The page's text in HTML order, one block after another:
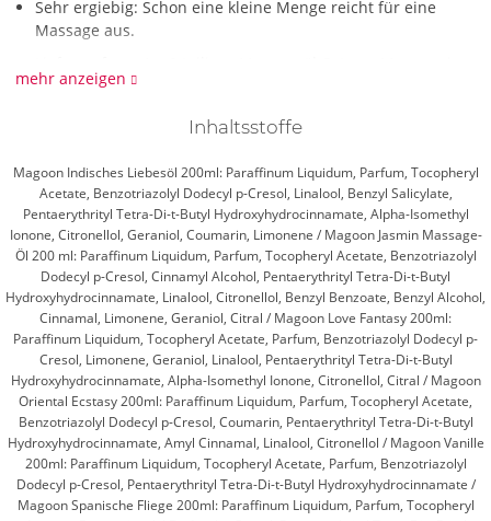
Sehr ergiebig: Schon eine kleine Menge reicht für eine
Massage aus.
200 ml.
Was ist das Besondere am Massageöl-Set von Magoon?
Sparpaket! 6 verführerische Topseller-Massageöle laden dich
zu unvergesslichen Momenten ein: Lass dich vom süßen Duft
der Vanille umhüllen, spüre die zarte Verführung von Jasmin
oder erlebe die exotische Leidenschaft des Indischen
Liebesöls. Love Fantasy, Oriental Ecstasy und Spanische Fliege
versprechen pure Lust und Fantasie. Alle Öle sind
wasserlöslich, leicht abwaschbar und bieten eine pflegende,
lang anhaltende Gleitfähigkeit – für sinnliche Berührungen,
die unter die Haut gehen. Gönn dir und deinem
Lieblingsmenschen gleich mehrere luxuriöse Massage-
Erfahrungen!
mehr anzeigen
Inhaltsstoffe
Magoon Indisches Liebesöl 200ml: Paraffinum Liquidum, Parfum, Tocopheryl
Acetate, Benzotriazolyl Dodecyl p-Cresol, Linalool, Benzyl Salicylate,
Pentaerythrityl Tetra-Di-t-Butyl Hydroxyhydrocinnamate, Alpha-Isomethyl
Ionone, Citronellol, Geraniol, Coumarin, Limonene / Magoon Jasmin Massage-
Öl 200 ml: Paraffinum Liquidum, Parfum, Tocopheryl Acetate, Benzotriazolyl
Dodecyl p-Cresol, Cinnamyl Alcohol, Pentaerythrityl Tetra-Di-t-Butyl
Hydroxyhydrocinnamate, Linalool, Citronellol, Benzyl Benzoate, Benzyl Alcohol,
Cinnamal, Limonene, Geraniol, Citral / Magoon Love Fantasy 200ml:
Paraffinum Liquidum, Tocopheryl Acetate, Parfum, Benzotriazolyl Dodecyl p-
Cresol, Limonene, Geraniol, Linalool, Pentaerythrityl Tetra-Di-t-Butyl
Hydroxyhydrocinnamate, Alpha-Isomethyl Ionone, Citronellol, Citral / Magoon
Oriental Ecstasy 200ml: Paraffinum Liquidum, Parfum, Tocopheryl Acetate,
Benzotriazolyl Dodecyl p-Cresol, Coumarin, Pentaerythrityl Tetra-Di-t-Butyl
Hydroxyhydrocinnamate, Amyl Cinnamal, Linalool, Citronellol / Magoon Vanille
200ml: Paraffinum Liquidum, Tocopheryl Acetate, Parfum, Benzotriazolyl
Dodecyl p-Cresol, Pentaerythrityl Tetra-Di-t-Butyl Hydroxyhydrocinnamate /
Magoon Spanische Fliege 200ml: Paraffinum Liquidum, Parfum, Tocopheryl